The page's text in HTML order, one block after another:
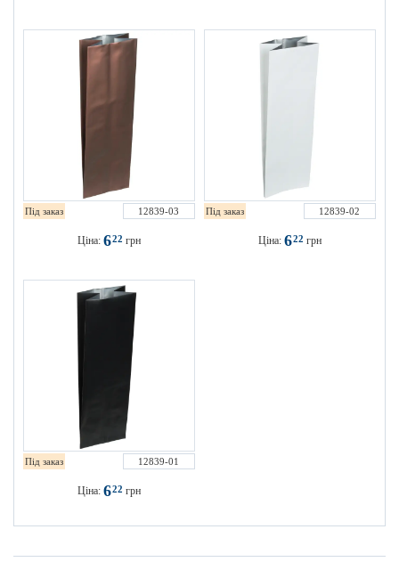
Під заказ 12839-03
Ціна: 622 грн
Під заказ 12839-02
Ціна: 622 грн
Під заказ 12839-01
Ціна: 622 грн